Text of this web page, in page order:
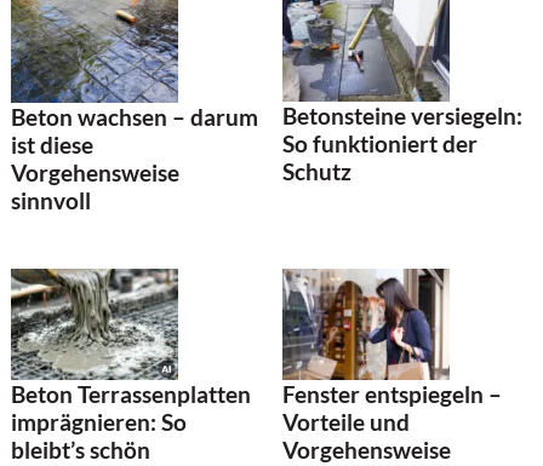
Beton wachsen – darum
ist diese
Vorgehensweise
sinnvoll
Betonsteine versiegeln:
So funktioniert der
Schutz
Beton Terrassenplatten
imprägnieren: So
bleibt’s schön
Fenster entspiegeln –
Vorteile und
Vorgehensweise